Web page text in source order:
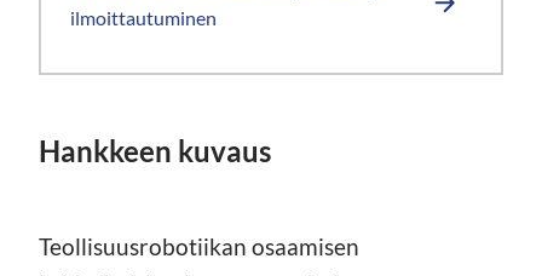
ilmoittautuminen
Hankkeen kuvaus
Teollisuusrobotiikan osaamisen